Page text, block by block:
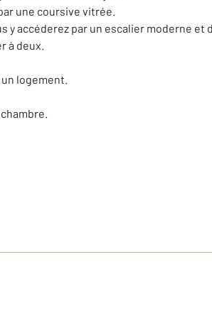
une coursive vitrée.
y accéderez par un escalier moderne et
à deux.
logement.